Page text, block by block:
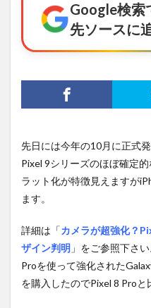
Google検索
先ソースに
先日には今年の10月に正式
Pixel 9シリーズのほぼ確定
ラット化が特徴見えますが
ます。
詳細は「カメラが超強化？
ザイン判明 」をご参照下さ
Proを使って強化された
を購入したのでPixel 8 Proと